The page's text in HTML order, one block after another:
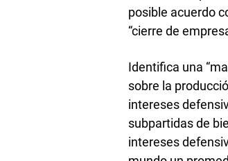
posible acuerdo
“cierre de
Identifica una
sobre la
intereses
subpartidas de
intereses